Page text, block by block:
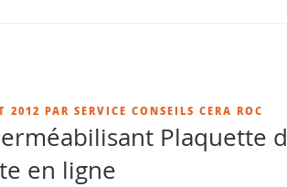
2012 PAR SERVICE CONSEILS CERA ROC
Plaquette
en ligne